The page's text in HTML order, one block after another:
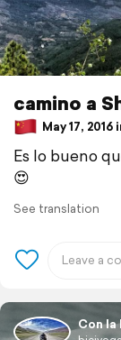
camino a
May 17, 2016
Es lo bueno
😍
See translation
Con la